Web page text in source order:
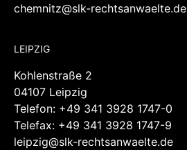
chemnitz@slk-rechtsanwaelte.de
LEIPZIG
Kohlenstraße 2
04107 Leipzig
Telefon: +49 341 3928 1747-0
Telefax: +49 341 3928 1747-9
leipzig@slk-rechtsanwaelte.de